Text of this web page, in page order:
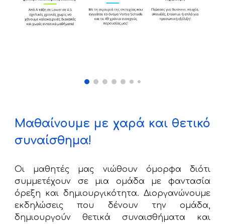
Μαθαίνουμε με χαρά και θετικό
συναίσθημα!
Οι μαθητές μας νιώθουν όμορφα διότι
συμμετέχουν σε μια ομάδα με φαντασία
όρεξη και δημιουργικότητα. Διοργανώνουμε
εκδηλώσεις που δένουν την ομάδα,
δημιουργούν θετικά συναισθήματα και